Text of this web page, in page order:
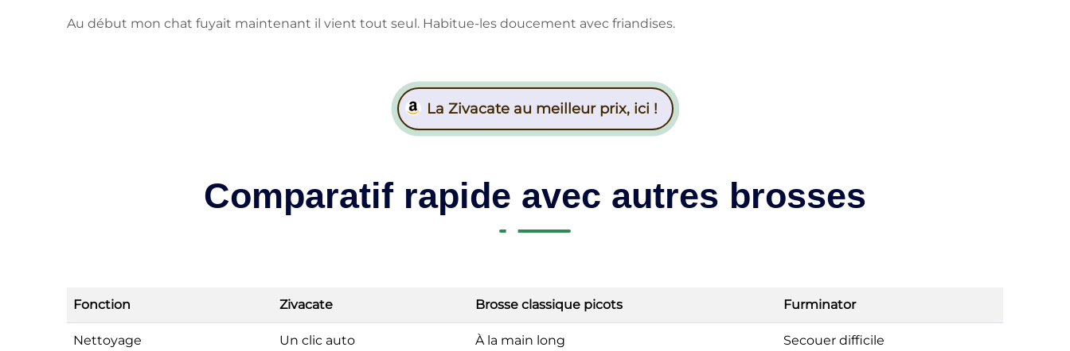
Au début mon chat fuyait maintenant il vient tout seul. Habitue-les doucement avec friandises.
La Zivacate au meilleur prix, ici !
Comparatif rapide avec autres brosses
Fonction Zivacate Brosse classique picots Furminator
Nettoyage Un clic auto À la main long Secouer difficile